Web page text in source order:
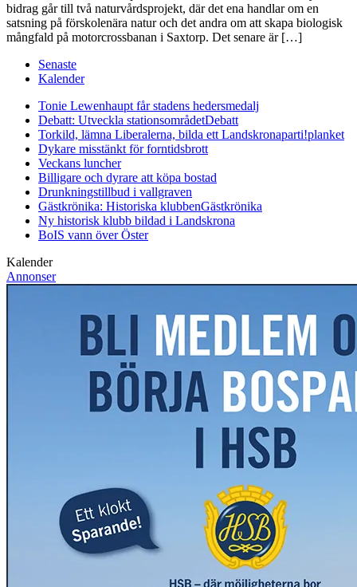
bidrag går till två naturvårdsprojekt, där det ena handlar om en
satsning på förskolenära natur och det andra om att skapa biologisk
mångfald på motorcrossbanan i Saxtorp. Det senare är […]
Senaste
Kalender
Tonie Lewenhaupt får stadens hedersmedalj
Debatt: Utveckla stationsområdetDebatt
Torkild, lämna Liberalerna, bilda ett Landskronaparti!planket
Dykare misstänkt för forntidsbrott
Veckans luncher
Billigare och dyrare att köpa bostad
Drunkningstillbud i vallgraven
Gästkrönika: Historiska klubbenGästkrönika
Ny historisk klubb bildad i Landskrona
BoIS vann över Öster
Kalender
Annonser